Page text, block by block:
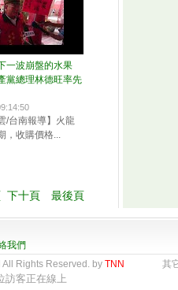
一波崩盤的水果
黨總理林德旺率先
/台南報導】火龍
，收購價格...
下十頁 最後頁
我們
Rights Reserved. by TNN
其它地
訪客正在線上